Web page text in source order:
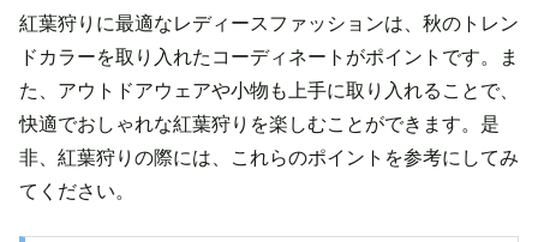
紅葉狩りに最適なレディースファッションは、秋のトレン
ドカラーを取り入れたコーディネートがポイントです。ま
た、アウトドアウェアや小物も上手に取り入れることで、
快適でおしゃれな紅葉狩りを楽しむことができます。是
非、紅葉狩りの際には、これらのポイントを参考にしてみ
てください。